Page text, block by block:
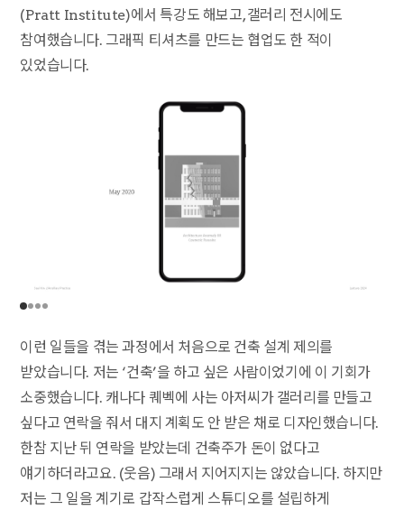
(Pratt Institute)에서 특강도 해보고, 갤러리 전시에도
참여했습니다. 그래픽 티셔츠를 만드는 협업도 한 적이
있었습니다.
이런 일들을 겪는 과정에서 처음으로 건축 설계 제의를
받았습니다. 저는 ‘건축’을 하고 싶은 사람이었기에 이 기회가
소중했습니다. 캐나다 퀘벡에 사는 아저씨가 갤러리를 만들고
싶다고 연락을 줘서 대지 계획도 안 받은 채로 디자인했습니다.
한참 지난 뒤 연락을 받았는데 건축주가 돈이 없다고
얘기하더라고요. (웃음) 그래서 지어지지는 않았습니다. 하지만
저는 그 일을 계기로 갑작스럽게 스튜디오를 설립하게